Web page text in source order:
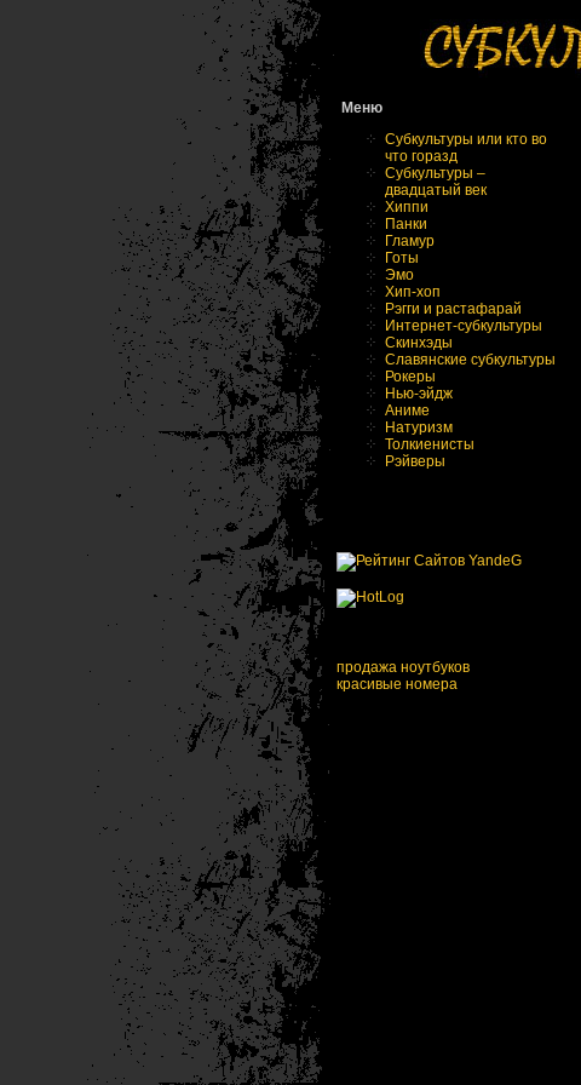
Меню
Субкультуры или кто во
что горазд
Субкультуры –
двадцатый век
Хиппи
Панки
Гламур
Готы
Эмо
Хип-хоп
Рэгги и растафарай
Интернет-субкультуры
Скинхэды
Славянские субкультуры
Рокеры
Нью-эйдж
Аниме
Натуризм
Толкиенисты
Рэйверы
продажа ноутбуков
красивые номера